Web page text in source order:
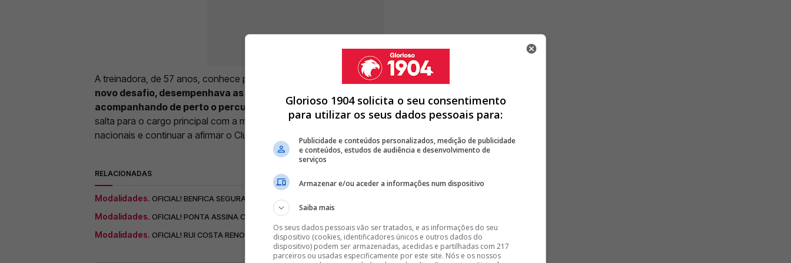
A treinadora, de 57 anos, conhece profundamente a realidade encarnada. Antes de assumir o
novo desafio, desempenhava as funções de treinadora-adjunta e team manager,
acompanhando de perto o percurso vitorioso da equipa . Agora, segundo o jornal 'Record',
salta para o cargo principal com a missão de manter o Benfica no topo das competições
nacionais e continuar a afirmar o Clube também nas provas europeias.
RELACIONADAS
Modalidades. OFICIAL! BENFICA SEGURA DESTAQUE MÁXIMO DO CAMPEONATO 2025/26
Modalidades. OFICIAL! PONTA ASSINA COM O BENFICA ATÉ 2027: "É UMA RESPONSABILIDADE"
Modalidades. OFICIAL! RUI COSTA RENOVA COM CAMISOLA 10 DO BENFICA E FECHA ACORDO
Glorioso 1904 solicita o seu consentimento
para utilizar os seus dados pessoais para:
Publicidade e conteúdos personalizados, medição de publicidade
e conteúdos, estudos de audiência e desenvolvimento de
serviços
Armazenar e/ou aceder a informações num dispositivo
Saiba mais
Os seus dados pessoais vão ser tratados, e as informações do seu
dispositivo (cookies, identificadores únicos e outros dados do
dispositivo) podem ser armazenadas, acedidas e partilhadas com 217
parceiros ou usadas especificamente por este site. Nós e os nossos